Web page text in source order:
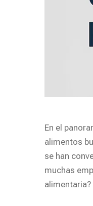
En el
alimentos
se han
muchas